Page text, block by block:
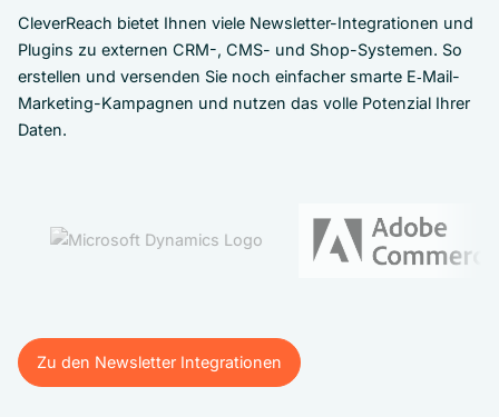
CleverReach bietet Ihnen viele Newsletter-Integrationen und
Plugins zu externen CRM-, CMS- und Shop-Systemen. So
erstellen und versenden Sie noch einfacher smarte E‑Mail-
Marketing-Kampagnen und nutzen das volle Potenzial Ihrer
Daten.
Zu den Newsletter Integrationen
Zu den Newsletter Integrationen